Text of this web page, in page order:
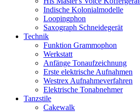
Indische Kolonialmodelle
Loopingphon
Saxograph Schneidegerät
Technik
Funktion Grammophon
Werkstatt
Anfänge Tonaufzeichnung
Erste elektrische Aufnahmen
Westrex Aufnahmeverfahren
Elektrische Tonabnehmer
Tanzstile
Cakewalk